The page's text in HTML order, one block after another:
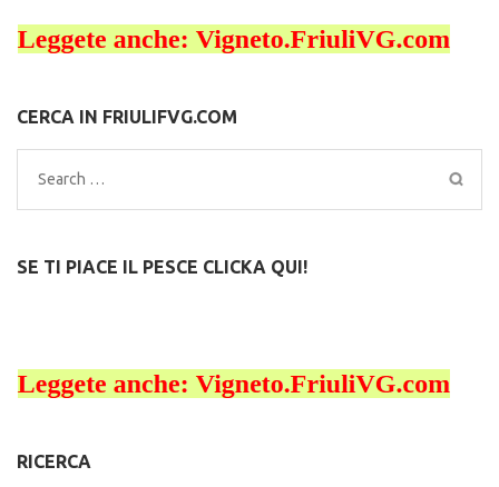
CERCA IN FRIULIFVG.COM
Search
for:
SE TI PIACE IL PESCE CLICKA QUI!
RICERCA